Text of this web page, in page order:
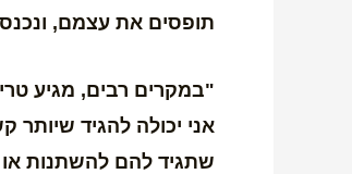
תופסים את עצמם,
"במקרים רבים, מגיע
אני יכולה להגיד
שתגיד להם להשתנות או